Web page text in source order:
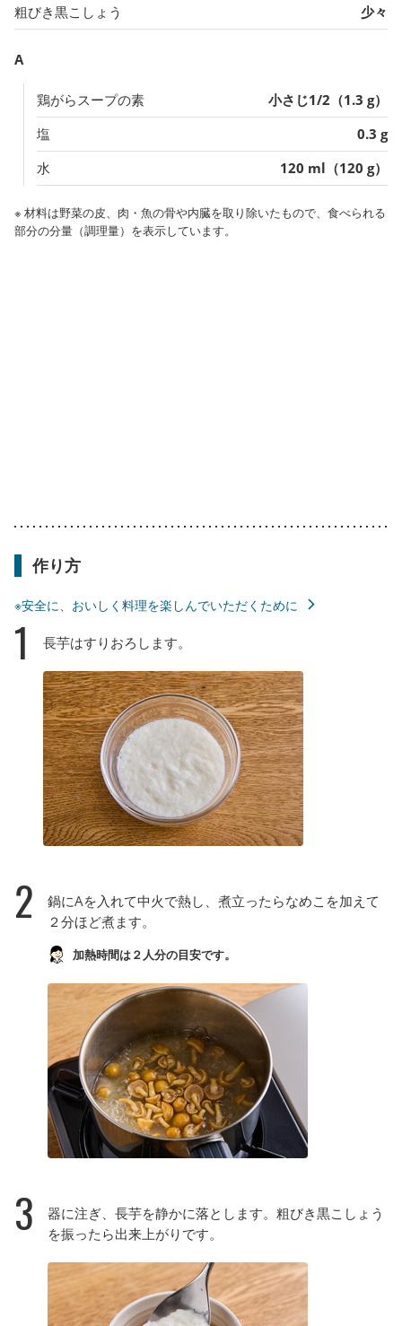
粗びき黒こしょう 少々
A
鶏がらスープの素
小さじ1/2（1.3 g）
塩
0.3 g
水
120 ml（120 g）
※ 材料は野菜の皮、肉・魚の骨や内臓を取り除いたもので、食べられる
部分の分量（調理量）を表示しています。
作り方
※安全に、おいしく料理を楽しんでいただくために
1 長芋はすりおろします。
2
鍋にAを入れて中火で熱し、煮立ったらなめこを加えて
２分ほど煮ます。
加熱時間は２人分の目安です。
3
器に注ぎ、長芋を静かに落とします。粗びき黒こしょう
を振ったら出来上がりです。